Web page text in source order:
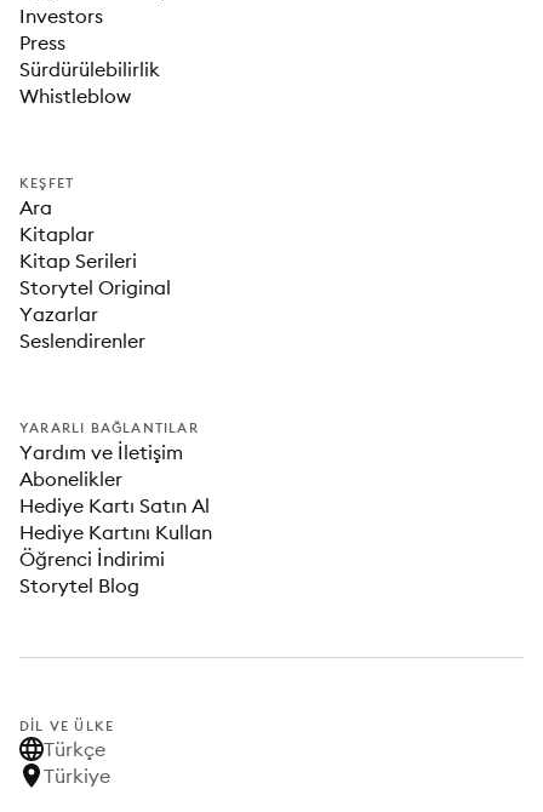
Investors
Press
Sürdürülebilirlik
Whistleblow
KEŞFET
Ara
Kitaplar
Kitap Serileri
Storytel Original
Yazarlar
Seslendirenler
YARARLI BAĞLANTILAR
Yardım ve İletişim
Abonelikler
Hediye Kartı Satın Al
Hediye Kartını Kullan
Öğrenci İndirimi
Storytel Blog
DIL VE ÜLKE
Türkçe
Türkiye